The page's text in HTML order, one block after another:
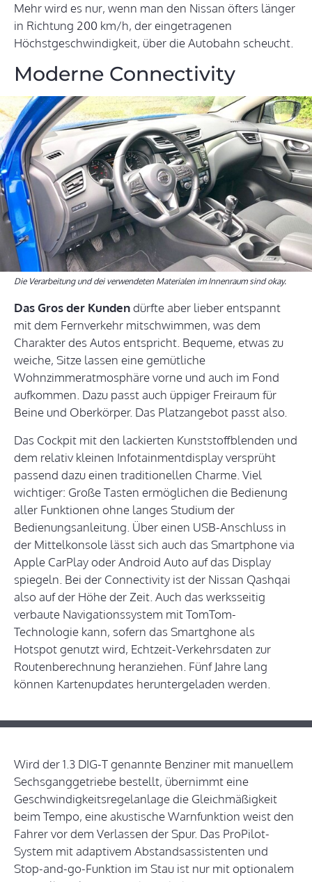
Mehr wird es nur, wenn man den Nissan öfters länger
in Richtung 200 km/h, der eingetragenen
Höchstgeschwindigkeit, über die Autobahn scheucht.
Moderne Connectivity
Die Verarbeitung und dei verwendeten Materialen im Innenraum sind okay.
Das Gros der Kundendürfte aber lieber entspannt
mit dem Fernverkehr mitschwimmen, was dem
Charakter des Autos entspricht. Bequeme, etwas zu
weiche, Sitze lassen eine gemütliche
Wohnzimmeratmosphäre vorne und auch im Fond
aufkommen. Dazu passt auch üppiger Freiraum für
Beine und Oberkörper. Das Platzangebot passt also.
Das Cockpit mit den lackierten Kunststoffblenden und
dem relativ kleinen Infotainmentdisplay versprüht
passend dazu einen traditionellen Charme. Viel
wichtiger: Große Tasten ermöglichen die Bedienung
aller Funktionen ohne langes Studium der
Bedienungsanleitung. Über einen USB-Anschluss in
der Mittelkonsole lässt sich auch das Smartphone via
Apple CarPlay oder Android Auto auf das Display
spiegeln. Bei der Connectivity ist der Nissan Qashqai
also auf der Höhe der Zeit. Auch das werksseitig
verbaute Navigationssystem mit TomTom-
Technologie kann, sofern das Smartghone als
Hotspot genutzt wird, Echtzeit-Verkehrsdaten zur
Routenberechnung heranziehen. Fünf Jahre lang
können Kartenupdates heruntergeladen werden.
Wird der 1.3 DIG-T genannte Benziner mit manuellem
Sechsganggetriebe bestellt, übernimmt eine
Geschwindigkeitsregelanlage die Gleichmäßigkeit
beim Tempo, eine akustische Warnfunktion weist den
Fahrer vor dem Verlassen der Spur. Das ProPilot-
System mit adaptivem Abstandsassistenten und
Stop-and-go-Funktion im Stau ist nur mit optionalem